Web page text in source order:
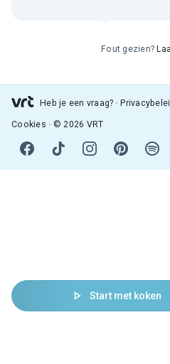
Start met koken
Fout gezien?
Heb je een vraag?
Cookies © 2026 VRT